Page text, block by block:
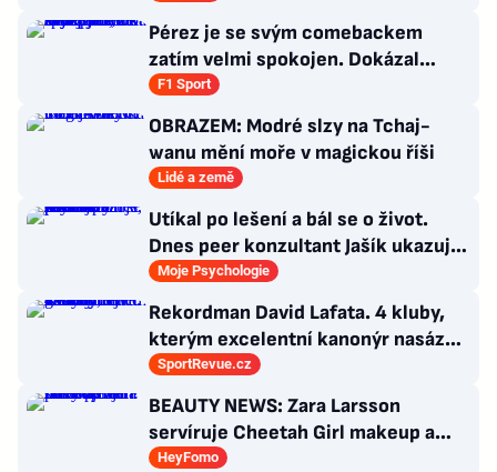
Pérez je se svým comebackem
zatím velmi spokojen. Dokázal
jsem, že stále patřím k nejlepším,
F1 Sport
OBRAZEM: Modré slzy na Tchaj-
wanu mění moře v magickou říši
Lidé a země
Utíkal po lešení a bál se o život.
Dnes peer konzultant Jašík ukazuje,
že cesta z psychózy existuje
Moje Psychologie
Rekordman David Lafata. 4 kluby,
kterým excelentní kanonýr nasázel
během kariéry nejvíc gólů
SportRevue.cz
BEAUTY NEWS: Zara Larsson
servíruje Cheetah Girl makeup a
Billie Eilish představuje nový
HeyFomo